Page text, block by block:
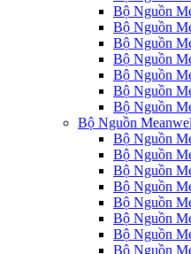
Bộ Nguồn
Bộ Nguồn
Bộ Nguồn
Bộ Nguồn
Bộ Nguồn
Bộ Nguồn
Bộ Nguồn
Bộ Nguồn
Bộ Nguồn
Bộ Nguồn
Bộ Nguồn
Bộ Nguồn
Bộ Nguồn
Bộ Nguồn
Bộ Nguồn
Bộ Nguồn